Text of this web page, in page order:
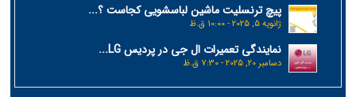
پیچ ترنسلیت ماشین لباسشویی کجاست ؟...
ژانویه 5, 2025 - 10:00 ق.ظ
نمایندگی تعمیرات ال جی در پردیس LG...
دسامبر 20, 2025 - 7:30 ق.ظ